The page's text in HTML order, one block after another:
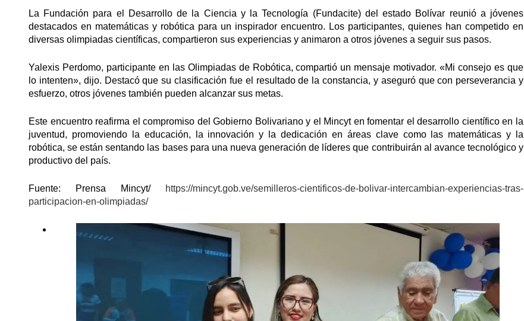
La Fundación para el Desarrollo de la Ciencia y la Tecnología (Fundacite) del estado Bolívar reunió a jóvenes
destacados en matemáticas y robótica para un inspirador encuentro. Los participantes, quienes han competido en
diversas olimpiadas científicas, compartieron sus experiencias y animaron a otros jóvenes a seguir sus pasos.
Yalexis Perdomo, participante en las Olimpiadas de Robótica, compartió un mensaje motivador. «Mi consejo es que
lo intenten», dijo. Destacó que su clasificación fue el resultado de la constancia, y aseguró que con perseverancia y
esfuerzo, otros jóvenes también pueden alcanzar sus metas.
Este encuentro reafirma el compromiso del Gobierno Bolivariano y el Mincyt en fomentar el desarrollo científico en la
juventud, promoviendo la educación, la innovación y la dedicación en áreas clave como las matemáticas y la
robótica, se están sentando las bases para una nueva generación de líderes que contribuirán al avance tecnológico y
productivo del país.
Fuente: Prensa Mincyt/
https://mincyt.gob.ve/semilleros-cientificos-de-bolivar-intercambian-experiencias-tras-
participacion-en-olimpiadas/